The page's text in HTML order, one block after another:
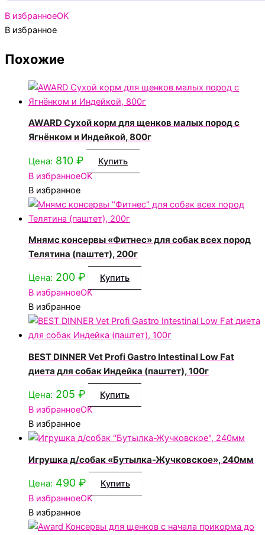
В избранноеOK
В избранное
Похожие
AWARD Сухой корм для щенков малых пород с
Ягнёнком и Индейкой, 800г
Цена: 810 ₽
Купить
В избранноеOK
В избранное
Мнямс консервы «Фитнес» для собак всех пород
Телятина (паштет), 200г
Цена: 200 ₽
Купить
В избранноеOK
В избранное
BEST DINNER Vet Profi Gastro Intestinal Low Fat
диета для собак Индейка (паштет), 100г
Цена: 205 ₽
Купить
В избранноеOK
В избранное
Игрушка д/собак «Бутылка-Жучковское», 240мм
Цена: 490 ₽
Купить
В избранноеOK
В избранное